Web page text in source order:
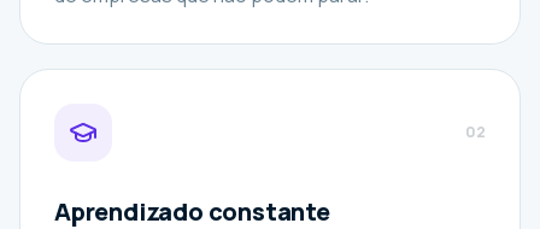
02
Aprendizado constante